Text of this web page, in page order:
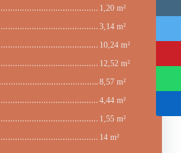
1,20 m²
3,14 m²
10,24 m²
12,52 m²
8,57 m²
4,44 m²
1,55 m²
14 m²